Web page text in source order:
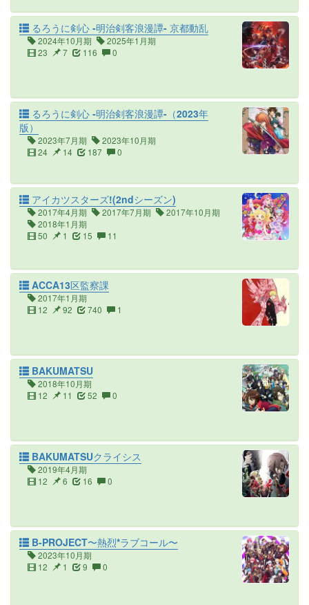
るろうに剣心 -明治剣客浪漫譚- 京都動乱
2024年10月期
2025年1月期
23
7 116 0
るろうに剣心 -明治剣客浪漫譚-（2023年
版）
2023年7月期
2023年10月期
24
14 187 0
アイカツスターズ!(2ndシーズン)
2017年4月期 2017年7月期
2017年10月期
2018年1月期
50
1 15 11
ACCA13区監察課
2017年1月期
12
92 740 1
BAKUMATSU
2018年10月期
12
11 52 0
BAKUMATSUクライシス
2019年4月期
12
6 16 0
B-PROJECT〜熱烈*ラブコール〜
2023年10月期
12
1 9 0